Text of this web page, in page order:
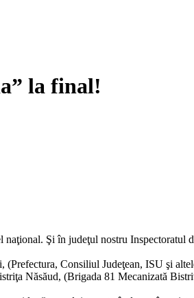
la final!
Şi în judeţul nostru Inspectoratul
(Prefectura, Consiliul Judeţean, ISU şi
Năsăud, (Brigada 81 Mecanizată